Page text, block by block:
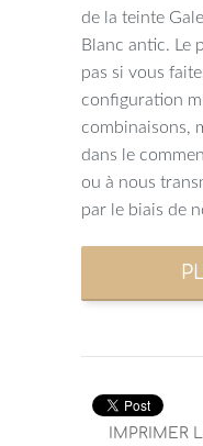
de la teinte
Blanc antic. Le
pas si vous
configuration
combinaisons,
dans le
ou à nous
par le biais de
IMPRIMER